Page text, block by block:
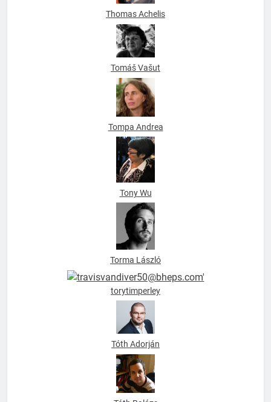
Thomas Achelis
Tomáš Vašut
Tompa Andrea
Tony Wu
torytimperley
Tóth Adorján